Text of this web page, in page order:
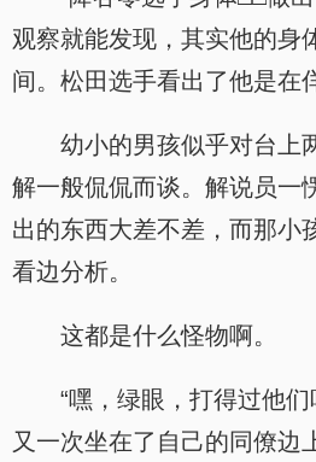
观察就能发现，其实他的身
间。松田选手看出了他是在
幼小的男孩似乎对台上
解一般侃侃而谈。解说员一
出的东西大差不差，而那小
看边分析。
这都是什么怪物啊。
“嘿，绿眼，打得过他
又一次坐在了自己的同僚边